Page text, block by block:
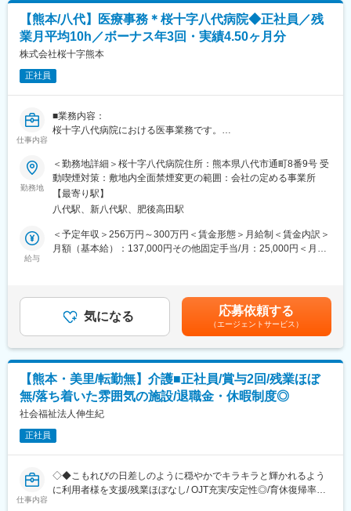
【熊本/八代】医療事務＊桜十字八代病院◆正社員／残
業月平均10h／ボーナス年3回・実績4.50ヶ月分
株式会社桜十字熊本
正社員
仕事内容
■業務内容：
桜十字八代病院における医事業務です。
入院患者様の書類等の受付、入院費計算面会受付を含みます。
・外来患者の案内
・医事課システムでの入力、請求業務
・レセプト作成、請求業務
・その他付随する業務
外来診療（内科、外科、整形外科）及び病棟計74床に関する医事
業務全般を担っていただきます。
員」三者すべてが幸せとなるモデルを築き全国に情報発信を行
い、日本全体の地域医療の向上を目指しています。
・医療療養病棟54床、一般病棟20床
・他職種との連携がスムーズにできる環境です。
変更の範囲：会社の定める業務
勤務地
＜勤務地詳細＞桜十字八代病院住所：熊本県八代市通町8番9号 受
動喫煙対策：敷地内全面禁煙変更の範囲：会社の定める事業所
【最寄り駅】
八代駅、新八代駅、肥後高田駅
給与
＜予定年収＞256万円～300万円＜賃金形態＞月給制＜賃金内訳＞
月額（基本給）：137,000円その他固定手当/月：25,000円＜月給
でも目安の金額であり、選考を通じて上下する可能性がありま
す。月給(月額)は固定手当を含めた表記です。
気になる 応募依頼する
（エージェントサービス）
【熊本・美里/転勤無】介護■正社員/賞与2回/残業ほぼ
無/落ち着いた雰囲気の施設/退職金・休暇制度◎
社会福祉法人伸生紀
正社員
仕事内容
◇◆こもれびの日差しのように穏やかでキラキラと輝かれるよう
に利用者様を支援/残業ほぼなし/ OJT充実/安定性◎/育休復帰率